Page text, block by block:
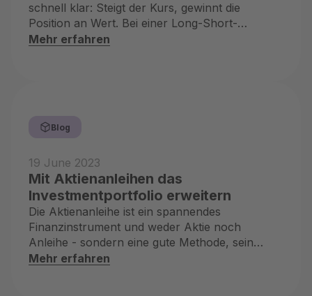
schnell klar: Steigt der Kurs, gewinnt die
Position an Wert. Bei einer Long-Short-
Strategie kommt eine zweite Seite dazu. Der
Mehr erfahren
Blog
19 June 2023
Mit Aktienanleihen das
Investmentportfolio erweitern
Die Aktienanleihe ist ein spannendes
Finanzinstrument und weder Aktie noch
Anleihe - sondern eine gute Methode, sein
Portfolio zu entwickeln
Mehr erfahren